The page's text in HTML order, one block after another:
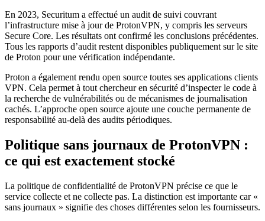
En 2023, Securitum a effectué un audit de suivi couvrant
l’infrastructure mise à jour de ProtonVPN, y compris les serveurs
Secure Core. Les résultats ont confirmé les conclusions précédentes.
Tous les rapports d’audit restent disponibles publiquement sur le site
de Proton pour une vérification indépendante.
Proton a également rendu open source toutes ses applications clients
VPN. Cela permet à tout chercheur en sécurité d’inspecter le code à
la recherche de vulnérabilités ou de mécanismes de journalisation
cachés. L’approche open source ajoute une couche permanente de
responsabilité au-delà des audits périodiques.
Politique sans journaux de ProtonVPN :
ce qui est exactement stocké
La politique de confidentialité de ProtonVPN précise ce que le
service collecte et ne collecte pas. La distinction est importante car «
sans journaux » signifie des choses différentes selon les fournisseurs.